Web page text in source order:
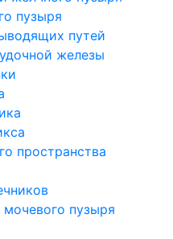
пузыря
путей
железы
пространства
пузыря